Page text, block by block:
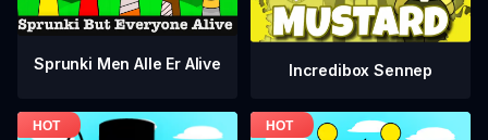
Sprunki Men Alle Er Alive Incredibox Sennep